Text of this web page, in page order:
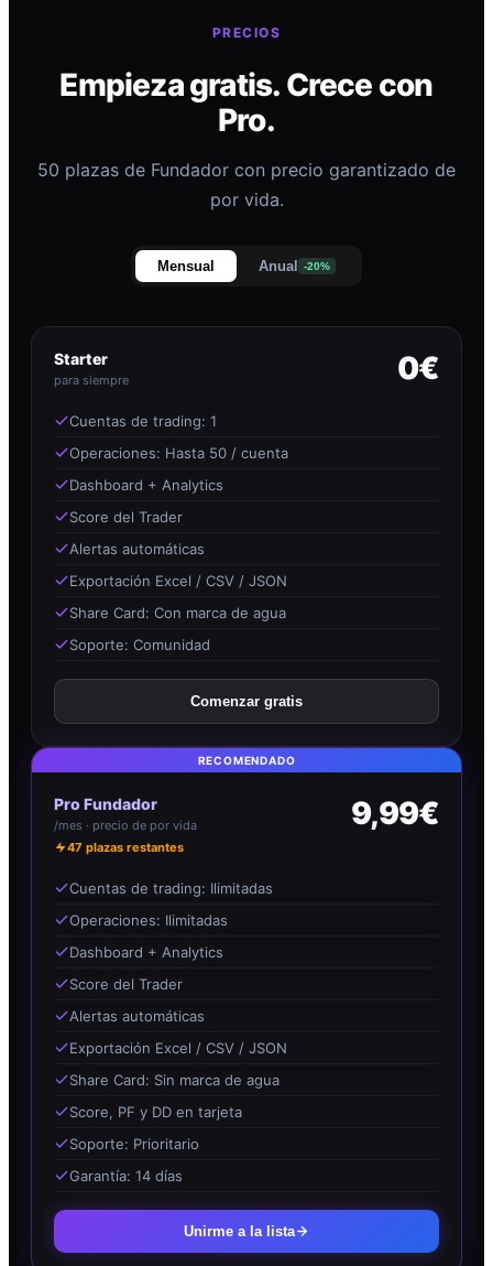
PRECIOS
Empieza gratis. Crece con
Pro.
50 plazas de Fundador con precio garantizado de
por vida.
Mensual Anual -20%
Starter
para siempre 0€
Cuentas de trading: 1
Operaciones: Hasta 50 / cuenta
Dashboard + Analytics
Score del Trader
Alertas automáticas
Exportación Excel / CSV / JSON
Share Card: Con marca de agua
Soporte: Comunidad
Comenzar gratis
RECOMENDADO
Pro Fundador
/mes · precio de por vida
47 plazas restantes
9,99€
Cuentas de trading: Ilimitadas
Operaciones: Ilimitadas
Dashboard + Analytics
Score del Trader
Alertas automáticas
Exportación Excel / CSV / JSON
Share Card: Sin marca de agua
Score, PF y DD en tarjeta
Soporte: Prioritario
Garantía: 14 días
Unirme a la lista